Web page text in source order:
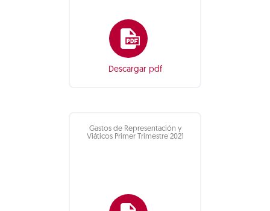
Descargar pdf
Gastos de Representación y
Viáticos Primer Trimestre 2021